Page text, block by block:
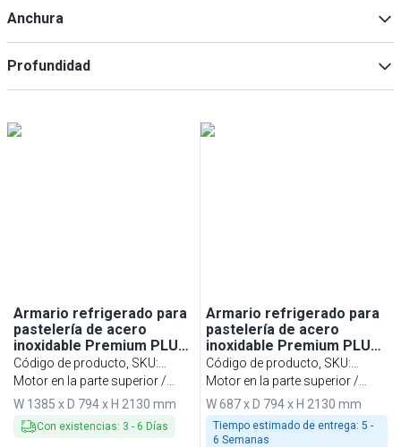
2(2)
Anchura
Profundidad
Armario refrigerado para
pastelería de acero
inoxidable Premium PLUS
- EN 600x400 - 1240L - con
2 puertas y 34 guías -
ventilado; R290;
desescarche automático;
monobloque; cerradura
Código de producto, SKU:
BEI148T2
Motor en la parte superior /
temperatura (-2 ~ +8 °C)
W 1385 x D 794 x H 2130 mm
Con existencias: 3 - 6 Días
Armario refrigerado para
pastelería de acero
inoxidable Premium PLUS
- EN 600x400 - 560L - con 1
puerta - ventilado; R290;
desescarche automático;
monobloque; cerradura
con llave; AISI 304
Código de producto, SKU:
BEI78T1
Motor en la parte superior /
temperatura (-2 ~ +8 °C)
W 687 x D 794 x H 2130 mm
Tiempo estimado de entrega: 5 -
6 Semanas